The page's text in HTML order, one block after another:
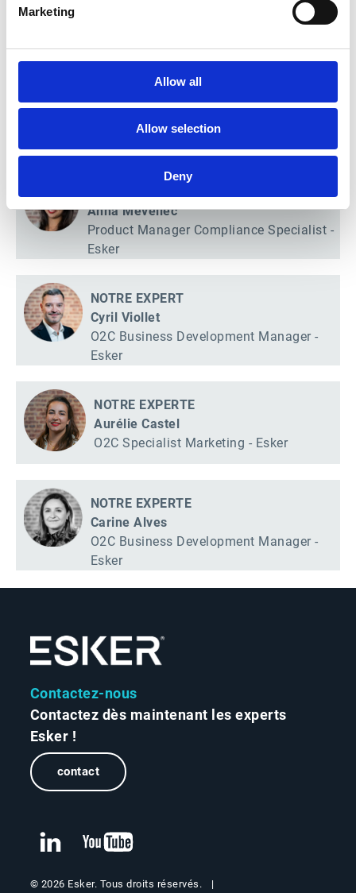
Marketing
Allow all
Allow selection
Deny
Directeur de Mission en fiscalité digitale -
Virginie Rigaudie
Sales Manager - Esker
Anna Mevellec
Product Manager Compliance Specialist -
Esker
NOTRE EXPERT
Cyril Viollet
O2C Business Development Manager -
Esker
NOTRE EXPERTE
Aurélie Castel
O2C Specialist Marketing - Esker
NOTRE EXPERTE
Carine Alves
O2C Business Development Manager -
Esker
Contactez-nous
Contactez dès maintenant les experts
Esker !
contact
© 2026 Esker. Tous droits réservés.